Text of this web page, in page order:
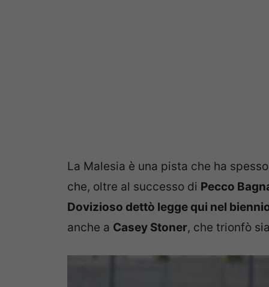
La Malesia è una pista che ha
che, oltre al successo di Pecco
Dovizioso dettò legge qui nel
anche a Casey Stoner, che trionfò